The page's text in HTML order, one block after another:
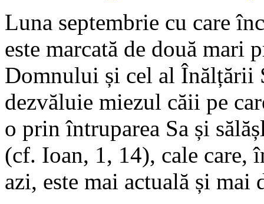
Luna septembrie cu care
este marcată de două mari
Domnului și cel al Înălțării
dezvăluie miezul căii pe
o prin întruparea Sa și
(cf. Ioan, 1, 14), cale
azi, este mai actuală și mai